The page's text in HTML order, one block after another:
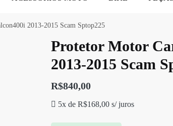
2013-2015 Scam Sptop225
Protetor Motor
2013-2015 Scam
R$840,00
5x deR$168,00 s/ juros